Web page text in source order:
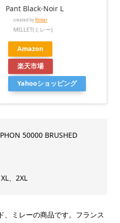
Pant Black-Noir L
created by Rinker
MILLET(ミレー)
Amazon
楽天市場
Yahooショッピング
50000 BRUSHED
、2XL
、ミレーの商品です。フランス